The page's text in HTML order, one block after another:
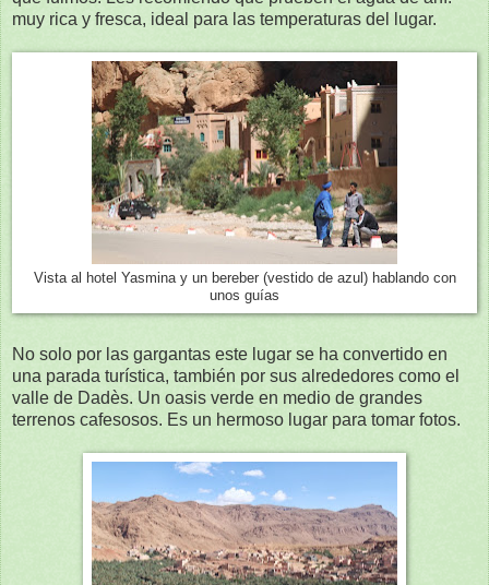
muy rica y fresca, ideal para las temperaturas del lugar.
Vista al hotel Yasmina y un bereber (vestido de azul) hablando con
unos guías
No solo por las gargantas este lugar se ha convertido en
una parada turística, también por sus alrededores como el
valle de Dadès. Un oasis verde en medio de grandes
terrenos cafesosos. Es un hermoso lugar para tomar fotos.